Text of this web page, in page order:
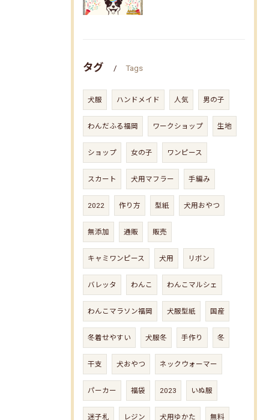
タグ Tags
犬服 ハンドメイド 人気 男の子
わんだふる福岡 ワークショップ 生地
ショップ 女の子 ワンピース
スカート 犬用マフラー 手編み
2022 作り方 型紙 犬用おやつ
無添加 通販 販売
キャミワンピース 犬用 リボン
バレッタ わんこ わんこマルシェ
わんこマラソン福岡 犬服型紙 国産
冬着せやすい 犬服冬 手作り 冬
干支 犬おやつ ネックウォーマー
パーカー 福袋 2023 いぬ服
迷子札 レジン 犬用ゆかた 無料